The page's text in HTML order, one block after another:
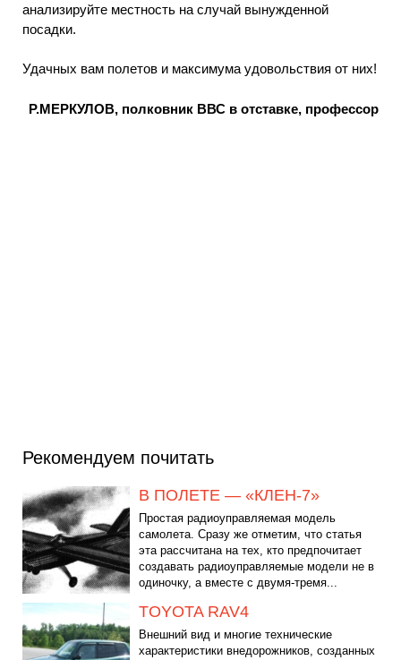
анализируйте местность на случай вынужденной
посадки.
Удачных вам полетов и максимума удовольствия от них!
Р.МЕРКУЛОВ, полковник ВВС в отставке, профессор
Рекомендуем почитать
В ПОЛЕТЕ — «КЛЕН-7»
Простая радиоуправляемая модель
самолета. Сразу же отметим, что статья
эта рассчитана на тех, кто предпочитает
создавать радиоуправляемые модели не в
одиночку, а вместе с двумя-тремя...
TOYOTA RAV4
Внешний вид и многие технические
характеристики внедорожников, созданных